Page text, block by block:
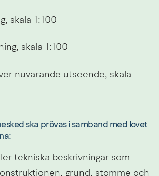
skala 1:100
skala 1:100
nuvarande utseende, skala
ska prövas i samband med lovet
tekniska beskrivningar som
grund, stomme och